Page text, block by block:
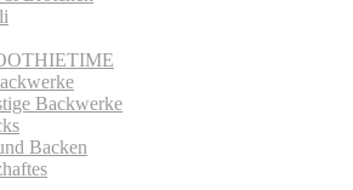
Backwerke
Backen